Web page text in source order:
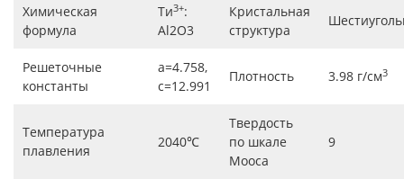
Химическая
формула
Ти3+:
Al2O3
Кристальная
структура
Решеточные
константы
a=4.758,
c=12.991
Плотность 3.98 г/см3
Температура
плавления
2040℃
Твердость
по шкале
Мооса
9